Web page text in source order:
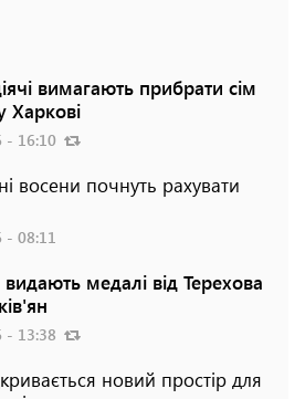
вимагають прибрати сім
Харкові
- 16:10
восени почнуть рахувати
- 08:11
медалі від Терехова
- 13:38
новий простір для